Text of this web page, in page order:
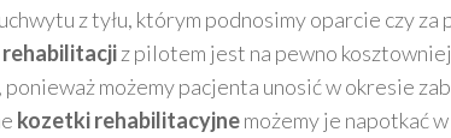
z tyłu, którym podnosimy oparcie czy za
rehabilitacjiz pilotem jest na pewno
możemy pacjenta unosić w okresie
kozetki rehabilitacyjnemożemy je napotkać